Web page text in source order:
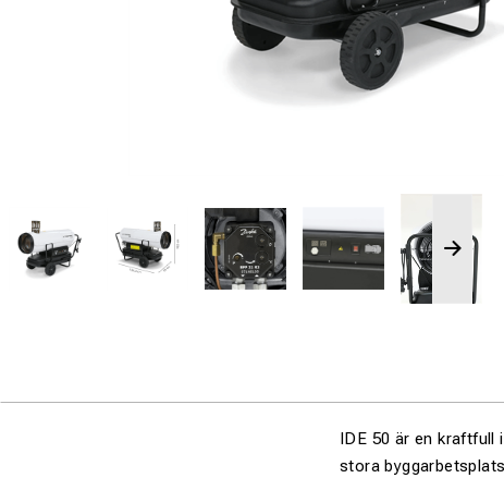
IDE 50 är en kraftfull
stora